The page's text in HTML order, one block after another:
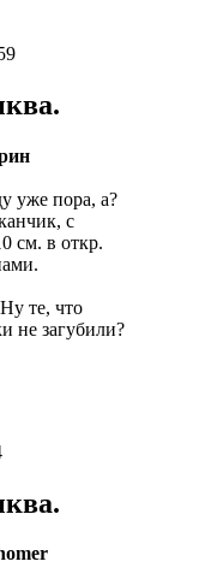
уже пора, а?
с
см. в откр.
те, что
не загубили?